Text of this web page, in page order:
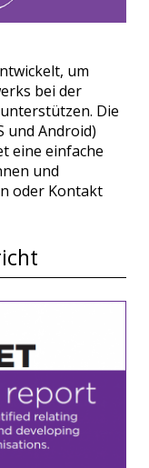
um
bei der
Die
und Android)
eine einfache
und
oder Kontakt